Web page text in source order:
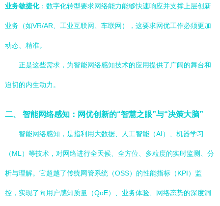
业务敏捷化：数字化转型要求网络能力能够快速响应并支撑上层创新
业务（如VR/AR、工业互联网、车联网），这要求网优工作必须更加
动态、精准。
正是这些需求，为智能网络感知技术的应用提供了广阔的舞台和
迫切的内生动力。
二、 智能网络感知：网优创新的“智慧之眼”与“决策大脑”
智能网络感知，是指利用大数据、人工智能（AI）、机器学习
（ML）等技术，对网络进行全天候、全方位、多粒度的实时监测、分
析与理解。它超越了传统网管系统（OSS）的性能指标（KPI）监
控，实现了向用户感知质量（QoE）、业务体验、网络态势的深度洞